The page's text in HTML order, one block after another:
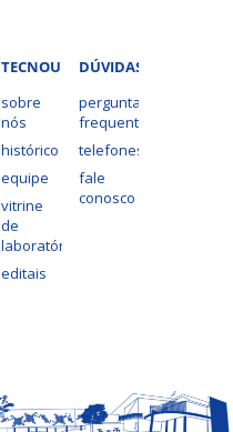
TECNOUFU
sobre
nós
histórico
equipe
vitrine
de
laboratórios
editais
DÚVIDAS?
perguntas
frequentes
telefones
fale
conosco